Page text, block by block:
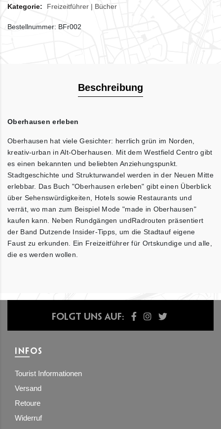
Kategorie: Freizeitführer | Bücher
Bestellnummer: BFr002
Beschreibung
Oberhausen erleben
Oberhausen hat viele Gesichter: herrlich grün im Norden,
kreativ-urban in Alt-Oberhausen. Mit dem Westfield Centro gibt
es einen bekannten und beliebten Anziehungspunkt.
Stadtgeschichte und Strukturwandel werden in der Neuen Mitte
erlebbar. Das Buch "Oberhausen erleben" gibt einen Überblick
über Sehenswürdigkeiten, Hotels sowie Restaurants und
verrät, wo man zum Beispiel Mode "made in Oberhausen"
kaufen kann. Neben Rundgängen undRadrouten präsentiert
der Band Dutzende Insider-Tipps, um die Stadtauf eigene
Faust zu erkunden. Ein Freizeitführer für Ortskundige und alle,
die es werden wollen.
Folgt uns auf:
INFOS
Tourist Informationen
Versand
Retoure
Widerruf